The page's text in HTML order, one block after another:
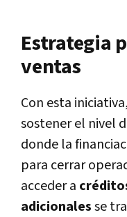
Estrategia
ventas
Con esta
sostener el nivel
donde la
para cerrar
acceder a
adicionalesse